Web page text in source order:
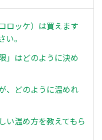
ロッケ）は買えます
。
」はどのように決め
、どのように温めれ
い温め方を教えてもら